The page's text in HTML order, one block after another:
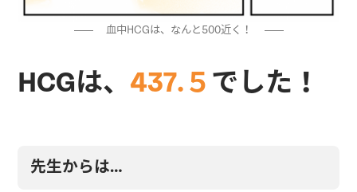
血中HCGは、なんと500近く！
HCGは、437.５ でした！
先生からは…